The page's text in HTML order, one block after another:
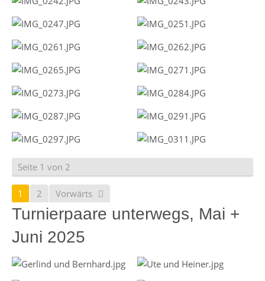
Seite 1 von 2
1 2 Vorwärts
Turnierpaare unterwegs, Mai +
Juni 2025